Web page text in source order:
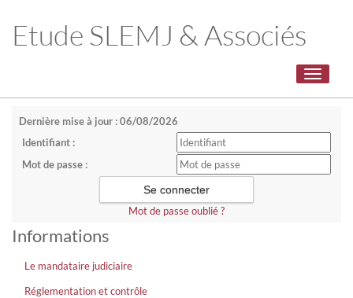
Etude SLEMJ & Associés
Toggle
Dernière mise à jour : 06/08/2026
Identifiant :
Mot de passe :
Mot de passe oublié ?
Informations
Le mandataire judiciaire
Réglementation et contrôle